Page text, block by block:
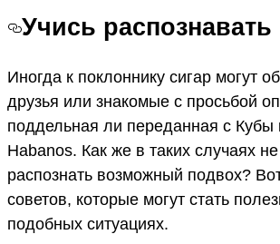
Учись распознавать
Иногда к поклоннику сигар могут
друзья или знакомые с просьбой
поддельная ли переданная с Кубы
Habanos. Как же в таких случаях
распознать возможный подвох?
советов, которые могут стать
подобных ситуациях.